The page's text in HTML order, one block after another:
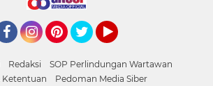
Redaksi
SOP Perlindungan Wartawan
Ketentuan
Pedoman Media Siber